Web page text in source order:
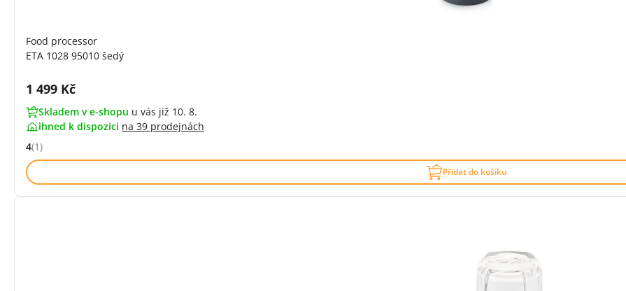
Food processor
ETA 1028 95010 šedý
Cena s DPH:
1 499 Kč
Skladem v e-shopu u vás již 10. 8.
ihned k dispozici na 39 prodejnách
Hodnocení: 4 z 5 (1 recenzí)
4(1)
Přidat do košíku